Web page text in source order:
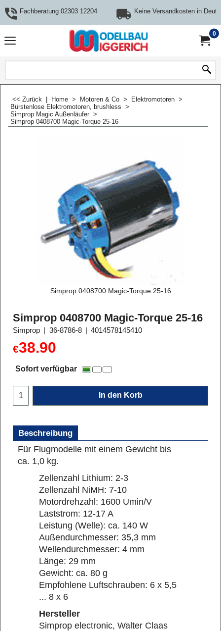
Fachberatung 02303 12204 Keine Versandkosten in
0
<< Zurück Home > Motoren & Co > Elektromotoren >
Bürstenlose Elektromotoren, brushless >
Simprop Magic Außenläufer >
Simprop 0408700 Magic-Torque 25-16
Simprop 0408700 Magic-Torque 25-16
Simprop 0408700 Magic-Torque 25-16
Simprop 36-8786-8 4014578145410
€38.90
Sofort verfügbar
In den Korb
Beschreibung
Für Flugmodelle mit einem Gewicht bis
ca. 1,0 kg.
Zellenzahl Lithium: 2-3
Zellenzahl NiMH: 7-10
Motordrehzahl: 1600 Umin/V
Laststrom: 12-17 A
Leistung (Welle): ca. 140 W
Außendurchmesser: 35,3 mm
Wellendurchmesser: 4 mm
Länge: 29 mm
Gewicht: ca. 80 g
Empfohlene Luftschrauben: 6 x 5,5
... 8 x 6
Hersteller
Simprop electronic, Walter Claas